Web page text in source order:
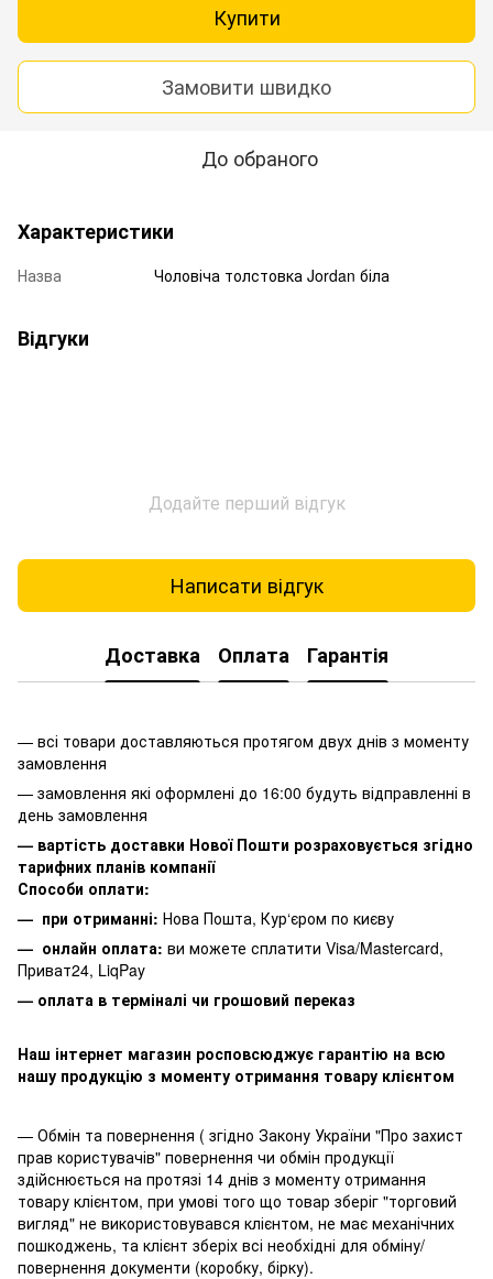
Купити
Замовити швидко
До обраного
Характеристики
Назва Чоловіча толстовка Jordan біла
Відгуки
Додайте перший відгук
Написати відгук
Доставка Оплата Гарантія
— всі товари доставляються протягом двух днів з моменту
замовлення
— замовлення які оформлені до 16:00 будуть відправленні в
день замовлення
— вартість доставки Нової Пошти розраховується згідно
тарифних планів компанії
Способи оплати:
— при отриманні: Нова Пошта, Кур‘єром по києву
— онлайн оплата: ви можете сплатити Visa/Mastercard,
Приват24, LiqPay
— оплата в терміналі чи грошовий переказ
Наш інтернет магазин росповсюджує гарантію на всю
нашу продукцію з моменту отримання товару клієнтом
— Обмін та повернення ( згідно Закону України "Про захист
прав користувачів" повернення чи обмін продукції
здійснюється на протязі 14 днів з моменту отримання
товару клієнтом, при умові того що товар зберіг "торговий
вигляд" не використовувався клієнтом, не має механічних
пошкоджень, та клієнт зберіх всі необхідні для обміну/
повернення документи (коробку, бірку).